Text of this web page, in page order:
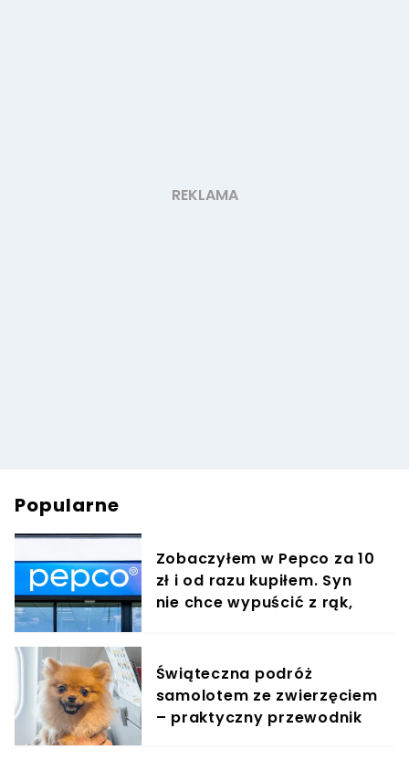
Popularne
Zobaczyłem w Pepco za 10
zł i od razu kupiłem. Syn
nie chce wypuścić z rąk,
Świąteczna podróż
samolotem ze zwierzęciem
– praktyczny przewodnik